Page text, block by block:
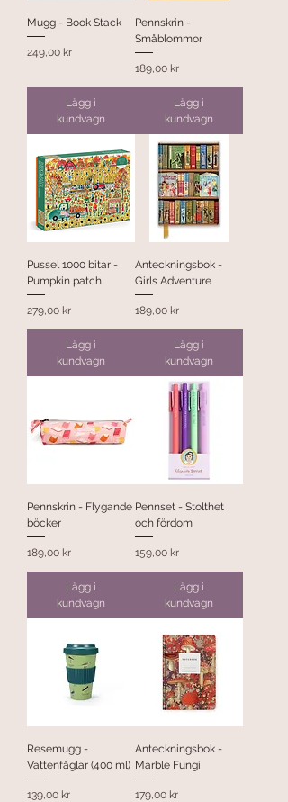
Mugg - Book Stack
Pris
249,00 kr
Lägg i
kundvagn
Pennskrin -
Småblommor
Pris
189,00 kr
Lägg i
kundvagn
Pussel 1000 bitar -
Pumpkin patch
Pris
279,00 kr
Lägg i
kundvagn
Anteckningsbok -
Girls Adventure
Pris
189,00 kr
Lägg i
kundvagn
Pennskrin - Flygande
böcker
Pris
189,00 kr
Lägg i
kundvagn
Pennset - Stolthet
och fördom
Pris
159,00 kr
Lägg i
kundvagn
Resemugg -
Vattenfåglar (400 ml)
Pris
139,00 kr
Anteckningsbok -
Marble Fungi
Pris
179,00 kr